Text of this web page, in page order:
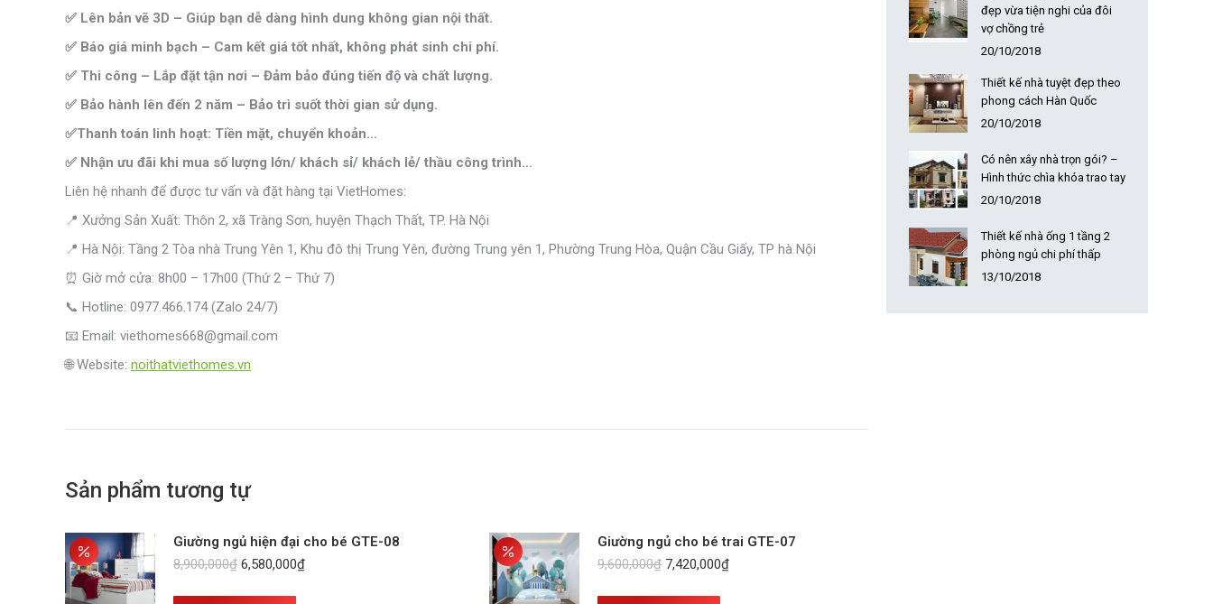
✅ Lên bản vẽ 3D – Giúp bạn dễ dàng hình dung không gian nội thất.
✅ Báo giá minh bạch – Cam kết giá tốt nhất, không phát sinh chi phí.
✅ Thi công – Lắp đặt tận nơi – Đảm bảo đúng tiến độ và chất lượng.
✅ Bảo hành lên đến 2 năm – Bảo trì suốt thời gian sử dụng.
✅Thanh toán linh hoạt: Tiền mặt, chuyển khoản…
✅ Nhận ưu đãi khi mua số lượng lớn/ khách sỉ/ khách lẻ/ thầu công trình…
Liên hệ nhanh để được tư vấn và đặt hàng tại VietHomes:
📍 Xưởng Sản Xuất: Thôn 2, xã Tràng Sơn, huyện Thạch Thất, TP. Hà Nội
📍 Hà Nội: Tầng 2 Tòa nhà Trung Yên 1, Khu đô thị Trung Yên, đường Trung yên 1, Phường Trung Hòa, Quận Cầu Giấy, TP hà Nội
⏰ Giờ mở cửa: 8h00 – 17h00 (Thứ 2 – Thứ 7)
📞 Hotline: 0977.466.174 (Zalo 24/7)
📧 Email: viethomes668@gmail.com
🌐 Website: noithatviethomes.vn
Sản phẩm tương tự
Giường ngủ hiện đại cho bé GTE-08
8,900,000₫ Giá
là:
6,580,000₫Giá
Giường ngủ cho bé trai GTE-07
9,600,000₫ Giá
là:
7,420,000₫Giá
đẹp vừa tiện nghi của đôi
vợ chồng trẻ
20/10/2018
Thiết kế nhà tuyệt đẹp theo
phong cách Hàn Quốc
20/10/2018
Có nên xây nhà trọn gói? –
Hình thức chìa khóa trao tay
20/10/2018
Thiết kế nhà ống 1 tầng 2
phòng ngủ chi phí thấp
13/10/2018